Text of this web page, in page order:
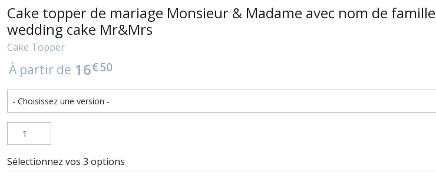
Cake topper de mariage Monsieur & Madame avec nom de
wedding cake Mr&Mrs
Cake Topper
À partir de 16€50
Sélectionnez vos 3 options